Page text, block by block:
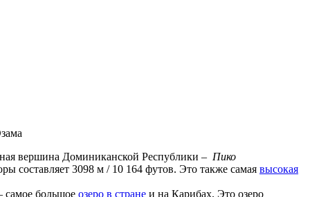
вершина Доминиканской Республики – Пико
составляет 3098 м / 10 164 футов. Это также самая высокая
самое большое озеро в стране и на Карибах. Это озеро